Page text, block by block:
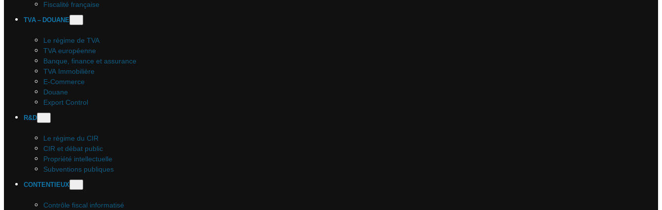
Fiscalité française
TVA – DOUANE
Le régime de TVA
TVA européenne
Banque, finance et assurance
TVA Immobilière
E-Commerce
Douane
Export Control
R&D
Le régime du CIR
CIR et débat public
Propriété intellectuelle
Subventions publiques
CONTENTIEUX
Contrôle fiscal informatisé